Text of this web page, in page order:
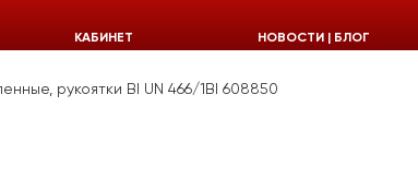
924-55-33КАБИНЕТ НОВОСТИ | БЛОГ
рукоятки BI UN 466/1BI 608850